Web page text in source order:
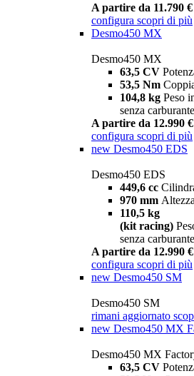
A partire da 11.790 €
configura scopri di più
Desmo450 MX
Desmo450 MX
63,5 CV
53,5 Nm
104,8 kg Peso
senza carburante
A partire da 12.990 €
configura scopri di più
new Desmo450 EDS
Desmo450 EDS
449,6 cc
970 mm
110,5 kg
(kit racing)
senza carburante
A partire da 12.990 €
configura scopri di più
new Desmo450 SM
Desmo450 SM
rimani aggiornato
new Desmo450 MX
Desmo450 MX
63,5 CV